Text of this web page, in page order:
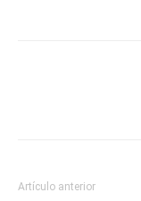
Artículo anterior